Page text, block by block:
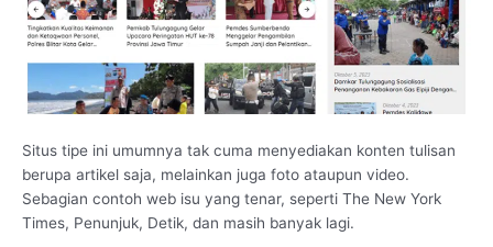
Situs tipe ini umumnya tak cuma menyediakan konten tulisan
berupa artikel saja, melainkan juga foto ataupun video.
Sebagian contoh web isu yang tenar, seperti The New York
Times, Penunjuk, Detik, dan masih banyak lagi.